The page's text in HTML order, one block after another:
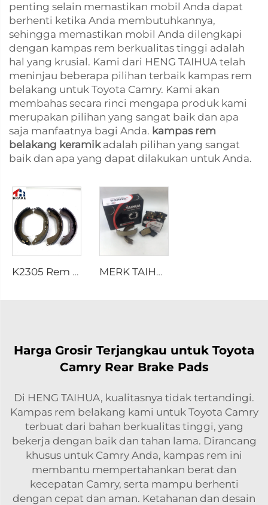
penting selain memastikan mobil Anda dapat
berhenti ketika Anda membutuhkannya,
sehingga memastikan mobil Anda dilengkapi
dengan kampas rem berkualitas tinggi adalah
hal yang krusial. Kami dari HENG TAIHUA telah
meninjau beberapa pilihan terbaik kampas rem
belakang untuk Toyota Camry. Kami akan
membahas secara rinci mengapa produk kami
merupakan pilihan yang sangat baik dan apa
saja manfaatnya bagi Anda. kampas rem
belakang keramik adalah pilihan yang sangat
baik dan apa yang dapat dilakukan untuk Anda.
K2305 Rem Belakang untuk Mobil Toyota 04495-35151 MERK TAIHUA D1354 Produsen Pelat Rem Belakang Keramik Mobil Pembuatan
Harga Grosir Terjangkau untuk Toyota
Camry Rear Brake Pads
Di HENG TAIHUA, kualitasnya tidak tertandingi.
Kampas rem belakang kami untuk Toyota Camry
terbuat dari bahan berkualitas tinggi, yang
bekerja dengan baik dan tahan lama. Dirancang
khusus untuk Camry Anda, kampas rem ini
membantu mempertahankan berat dan
kecepatan Camry, serta mampu berhenti
dengan cepat dan aman. Ketahanan dan desain